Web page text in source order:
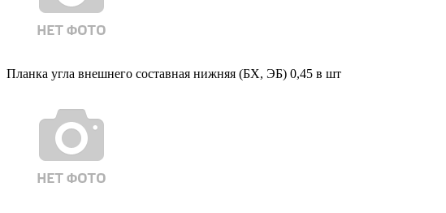
Планка угла внешнего составная нижняя (БХ, ЭБ) 0,45 в шт